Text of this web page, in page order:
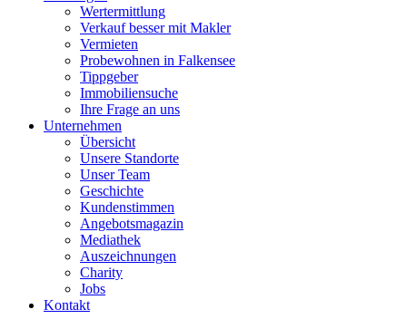
Wertermittlung
Verkauf besser mit Makler
Vermieten
Probewohnen in Falkensee
Tippgeber
Immobiliensuche
Ihre Frage an uns
Unternehmen
Übersicht
Unsere Standorte
Unser Team
Geschichte
Kundenstimmen
Angebotsmagazin
Mediathek
Auszeichnungen
Charity
Jobs
Kontakt